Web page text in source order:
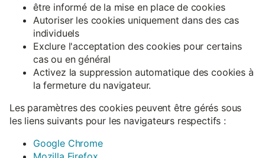
être informé de la mise en place de cookies
Autoriser les cookies uniquement dans des cas
individuels
Exclure l'acceptation des cookies pour certains
cas ou en général
Activez la suppression automatique des cookies à
la fermeture du navigateur.
Les paramètres des cookies peuvent être gérés sous
les liens suivants pour les navigateurs respectifs :
Google Chrome